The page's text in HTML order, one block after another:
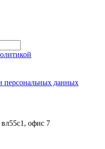
персональных данных
офис 7